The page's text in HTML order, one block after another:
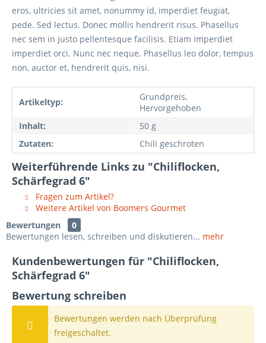
eros, ultricies sit amet, nonummy id, imperdiet feugiat,
pede. Sed lectus. Donec mollis hendrerit risus. Phasellus
nec sem in justo pellentesque facilisis. Etiam imperdiet
imperdiet orci. Nunc nec neque. Phasellus leo dolor, tempus
non, auctor et, hendrerit quis, nisi.
Artikeltyp:
Grundpreis,
Hervorgehoben
Inhalt:
50 g
Zutaten:
Chili geschroten
Weiterführende Links zu "Chiliflocken,
Schärfegrad 6"
Fragen zum Artikel?
Weitere Artikel von Boomers Gourmet
Bewertungen
0
Bewertungen lesen, schreiben und diskutieren... mehr
Kundenbewertungen für "Chiliflocken,
Schärfegrad 6"
Bewertung schreiben
Bewertungen werden nach Überprüfung
freigeschaltet.